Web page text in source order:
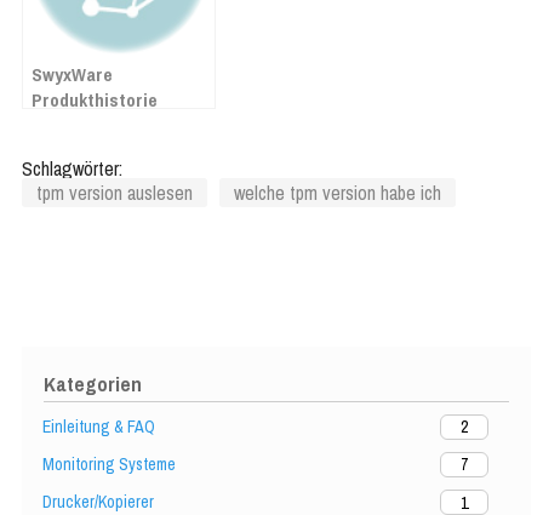
Kategorien
Einleitung & FAQ
2
Monitoring Systeme
7
Drucker/Kopierer
1
SwyxWare
Produkthistorie
Schlagwörter:
tpm version auslesen
welche tpm version habe ich